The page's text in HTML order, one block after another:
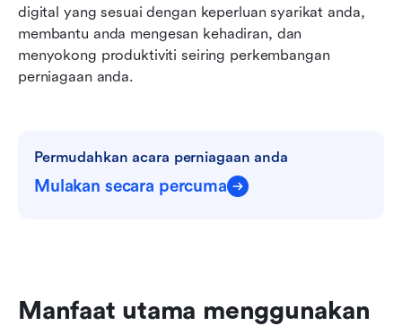
digital yang sesuai dengan keperluan syarikat anda,
membantu anda mengesan kehadiran, dan
menyokong produktiviti seiring perkembangan
perniagaan anda.
Permudahkan acara perniagaan anda
Mulakan secara percuma
Manfaat utama menggunakan